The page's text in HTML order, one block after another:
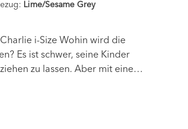
Lime/Sesame Grey
i-Size Wohin wird die
Es ist schwer, seine Kinder
zu lassen. Aber mit einem